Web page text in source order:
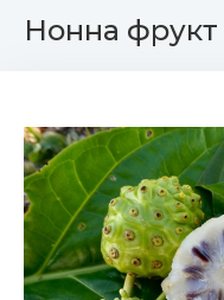
Нонна фрукт